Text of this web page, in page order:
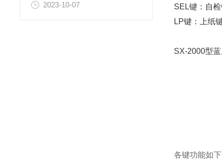
2023-10-07
SEL键：自
LP键：上纸
SX-2000型
各键功能如